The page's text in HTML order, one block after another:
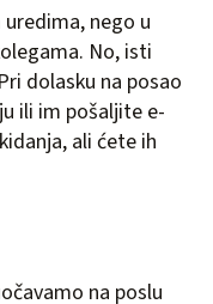
nego u
No, isti
dolasku na posao
ili im pošaljite e-
ali ćete ih
na poslu